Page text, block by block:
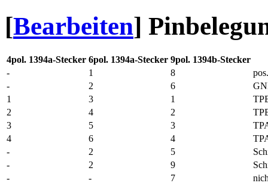
[Bearbeiten]
4pol. 1394a-Stecker 6pol. 1394a-Stecker 9pol. 1394b-Stecker
-
1 8
-
2 6
1
3 1
2
4 2
3
5 3
4
6 4
-
2 5
-
2 9
-
- 7